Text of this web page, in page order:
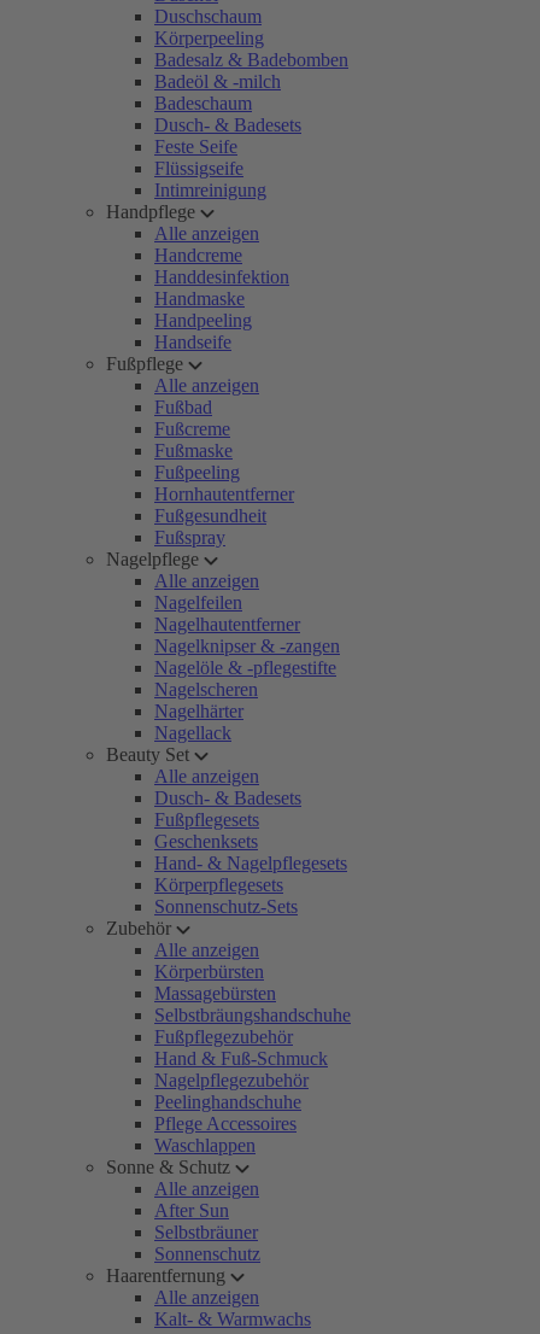
Duschschaum
Körperpeeling
Badesalz & Badebomben
Badeöl & -milch
Badeschaum
Dusch- & Badesets
Feste Seife
Flüssigseife
Intimreinigung
Handpflege
Alle anzeigen
Handcreme
Handdesinfektion
Handmaske
Handpeeling
Handseife
Fußpflege
Alle anzeigen
Fußbad
Fußcreme
Fußmaske
Fußpeeling
Hornhautentferner
Fußgesundheit
Fußspray
Nagelpflege
Alle anzeigen
Nagelfeilen
Nagelhautentferner
Nagelknipser & -zangen
Nagelöle & -pflegestifte
Nagelscheren
Nagelhärter
Nagellack
Beauty Set
Alle anzeigen
Dusch- & Badesets
Fußpflegesets
Geschenksets
Hand- & Nagelpflegesets
Körperpflegesets
Sonnenschutz-Sets
Zubehör
Alle anzeigen
Körperbürsten
Massagebürsten
Selbstbräungshandschuhe
Fußpflegezubehör
Hand & Fuß-Schmuck
Nagelpflegezubehör
Peelinghandschuhe
Pflege Accessoires
Waschlappen
Sonne & Schutz
Alle anzeigen
After Sun
Selbstbräuner
Sonnenschutz
Haarentfernung
Alle anzeigen
Kalt- & Warmwachs